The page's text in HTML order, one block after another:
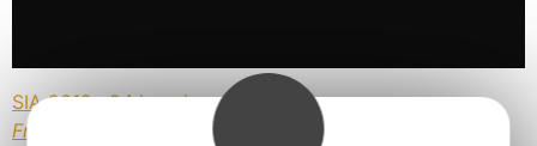
SIA 2012 : 24 h en immersion, Aveyron par
France3ParisIDF